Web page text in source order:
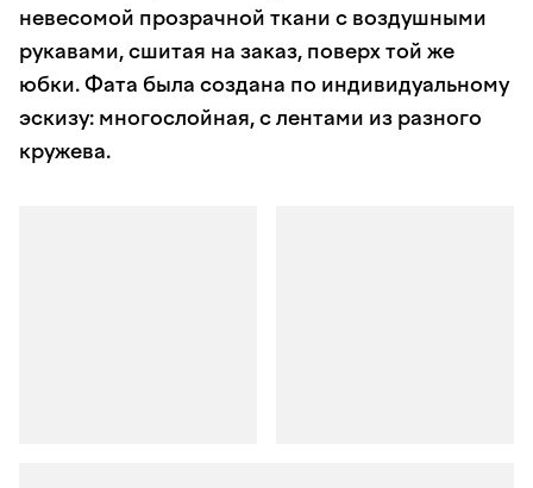
невесомой прозрачной ткани с воздушными
рукавами, сшитая на заказ, поверх той же
юбки. Фата была создана по индивидуальному
эскизу: многослойная, с лентами из разного
кружева.